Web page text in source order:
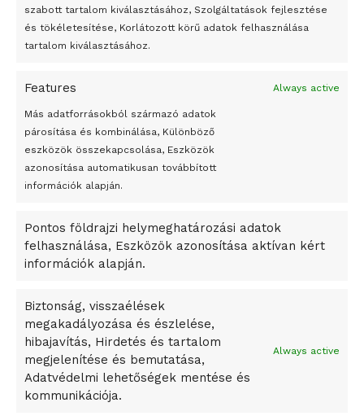
szabott tartalom kiválasztásához, Szolgáltatások fejlesztése
és tökéletesítése, Korlátozott körű adatok felhasználása
tartalom kiválasztásához.
Features Always active
Más adatforrásokból származó adatok
párosítása és kombinálása, Különböző
eszközök összekapcsolása, Eszközök
azonosítása automatikusan továbbított
információk alapján.
Pontos földrajzi helymeghatározási adatok
felhasználása, Eszközök azonosítása aktívan kért
információk alapján.
Biztonság, visszaélések
megakadályozása és észlelése,
hibajavítás, Hirdetés és tartalom
megjelenítése és bemutatása,
Adatvédelmi lehetőségek mentése és
kommunikációja.
Always active
felhasználhatóvá válnak
Peking – A visegrádi országok zsidó kulturális örökségét
bemutató fotókiállítás nyílt
Megveszi az osztrák Wienerberger az amerikai Meridian
Bricket
A Startup Campus egyetemi programjainak legjobbjai az
A Ringo Starr új albummal jelentkezik
A Vajdasági Magyar Szövetség államtitkárait kinevezték
Dzsingisz kán hódító hadjárata okozta
Kuramagomedov ötödik, Muszukajev elődöntős – Birkózó
világkupa